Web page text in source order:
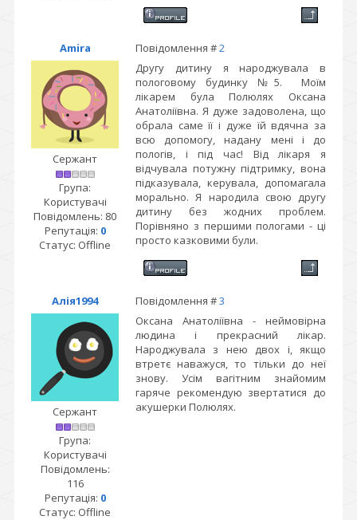
Amira Повідомлення #2
Сержант
Група:
Користувачі
Повідомлень: 80
Репутація: 0
Статус: Offline
Другу дитину я народжувала в
пологовому будинку №5. Моїм
лікарем була Полюлях Оксана
Анатоліївна. Я дуже задоволена, що
обрала саме її і дуже їй вдячна за
всю допомогу, надану мені і до
пологів, і під час! Від лікаря я
відчувала потужну підтримку, вона
підказувала, керувала, допомагала
морально. Я народила свою другу
дитину без жодних проблем.
Порівняно з першими пологами - ці
просто казковими були.
Алія1994 Повідомлення #3
Сержант
Група:
Користувачі
Повідомлень:
116
Репутація: 0
Статус: Offline
Оксана Анатоліївна - неймовірна
людина і прекрасний лікар.
Народжувала з нею двох і, якщо
втретє наважуся, то тільки до неї
знову. Усім вагітним знайомим
гаряче рекомендую звертатися до
акушерки Полюлях.